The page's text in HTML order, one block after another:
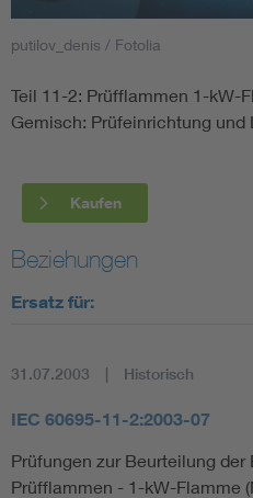
Smart Cities
DKE Fachinformationen
Circular Economy für mehr
Elektrofachkraft (EFK)
putilov_denis / Fotolia
Teil 11-2: Prüfflammen 1-kW-
Gemisch: Prüfeinrichtung und
Kaufen
Beziehungen
Ersatz für:
31.07.2003 Historisch
IEC 60695-11-2:2003-07
Prüfungen zur Beurteilung der
Prüfflammen - 1-kW-Flamme